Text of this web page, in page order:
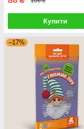
Купити
–17%